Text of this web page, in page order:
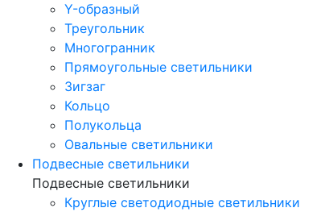
Y-образный
Треугольник
Многогранник
Прямоугольные светильники
Зигзаг
Кольцо
Полукольца
Овальные светильники
Подвесные светильники
Подвесные светильники
Круглые светодиодные светильники